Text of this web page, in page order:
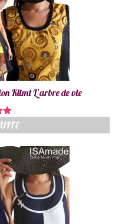
Klimt L’arbre de vie